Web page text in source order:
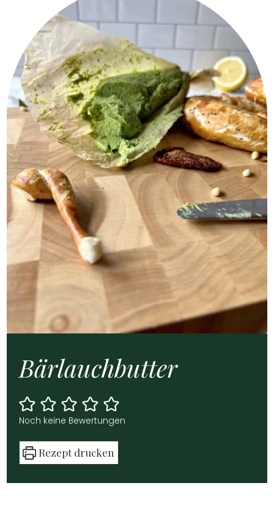
Bär­lauch­but­ter
Noch kei­ne Bewer­tun­gen
Rezept dru­cken